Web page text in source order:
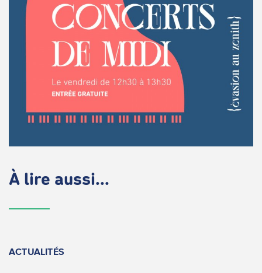
À lire aussi...
ACTUALITÉS